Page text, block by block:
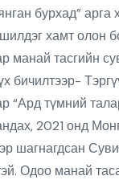
бурхад”
хамт олон
тасгийн
бичилтээр-
түмний
2021 онд
шагнагдсан
Одоо манай